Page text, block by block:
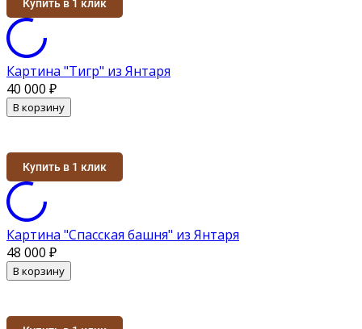
Купить в 1 клик
Картина "Тигр" из Янтаря
40 000 ₽
В корзину
Купить в 1 клик
Картина "Спасская башня" из Янтаря
48 000 ₽
В корзину